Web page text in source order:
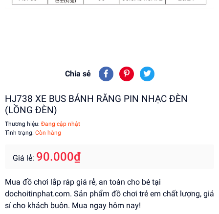
Chia sẻ
HJ738 XE BUS BÁNH RĂNG PIN NHẠC ĐÈN
(LỒNG ĐÈN)
Thương hiệu: Đang cập nhật
Tình trạng: Còn hàng
Giá lẻ: 90.000₫
Mua đồ chơi lắp ráp giá rẻ, an toàn cho bé tại
dochoitinphat.com. Sản phẩm đồ chơi trẻ em chất lượng, giá
sỉ cho khách buôn. Mua ngay hôm nay!